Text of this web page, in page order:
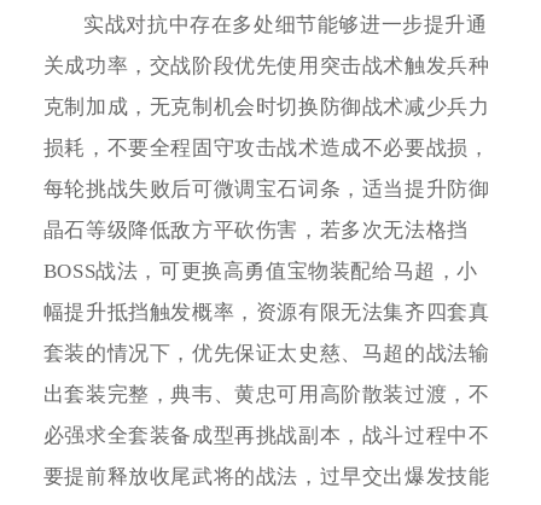
实战对抗中存在多处细节能够进一步提升通
关成功率，交战阶段优先使用突击战术触发兵种
克制加成，无克制机会时切换防御战术减少兵力
损耗，不要全程固守攻击战术造成不必要战损，
每轮挑战失败后可微调宝石词条，适当提升防御
晶石等级降低敌方平砍伤害，若多次无法格挡
BOSS战法，可更换高勇值宝物装配给马超，小
幅提升抵挡触发概率，资源有限无法集齐四套真
套装的情况下，优先保证太史慈、马超的战法输
出套装完整，典韦、黄忠可用高阶散装过渡，不
必强求全套装备成型再挑战副本，战斗过程中不
要提前释放收尾武将的战法，过早交出爆发技能